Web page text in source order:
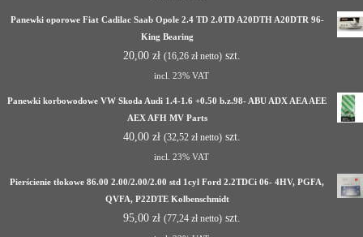
Panewki oporowe Fiat Cadilac Saab Opole 2.4 TD 2.0TD A20DTH A20DTR 96-
King Bearing
20,00 zł (16,26 złnetto)szt.
incl. 23% VAT
Panewki korbowodowe VW Skoda Audi 1.4-1.6 +0.50 b.z.98- ABU ADX AEA AEE
AEX AFH MV Parts
40,00 zł (32,52 złnetto)szt.
incl. 23% VAT
Pierścienie tłokowe 86.00 2.00/2.00/2.00 std 1cyl Ford 2.2TDCi 06- 4HV, PGFA,
QVFA, P22DTE Kolbenschmidt
95,00 zł (77,24 złnetto)szt.